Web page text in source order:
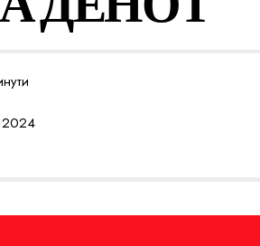
2024